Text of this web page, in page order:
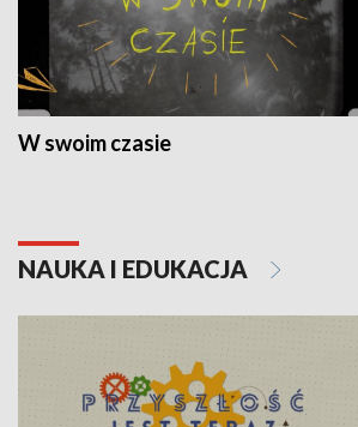
W swoim czasie
NAUKA I EDUKACJA